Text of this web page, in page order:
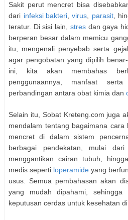
Sakit perut mencret bisa
dari infeksi bakteri, virus parasit,
teratur. Di sisi lain, stresdan gaya
berperan besar dalam memicu
itu, mengenali penyebab serta
agar pengobatan yang dipilih
ini, kita akan membahas
penggunaannya, manfaat
perbandingan antara obat kimia dan
Selain itu, Sobat Kreteng.com juga
mendalam tentang bagaimana
mencret di dalam sistem
berbagai pendekatan, mulai dari
menggantikan cairan tubuh,
medis seperti loperamide yang
usus. Semua pembahasan akan
yang mudah dipahami, sehingga
keputusan cerdas untuk kesehatan